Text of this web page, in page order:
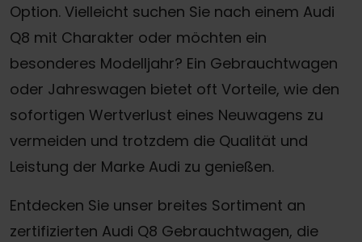
Option. Vielleicht suchen Sie nach einem Audi
Q8 mit Charakter oder möchten ein
besonderes Modelljahr? Ein Gebrauchtwagen
oder Jahreswagen bietet oft Vorteile, wie den
sofortigen Wertverlust eines Neuwagens zu
vermeiden und trotzdem die Qualität und
Leistung der Marke Audi zu genießen.
Entdecken Sie unser breites Sortiment an
zertifizierten Audi Q8 Gebrauchtwagen, die